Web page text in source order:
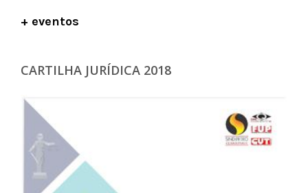
+ eventos
CARTILHA JURÍDICA 2018